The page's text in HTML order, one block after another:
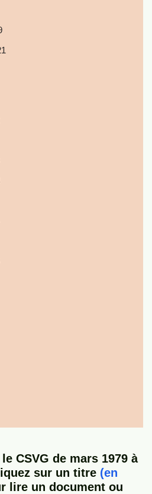
CSVG de mars 1979 à
sur un titre (en
lire un document ou